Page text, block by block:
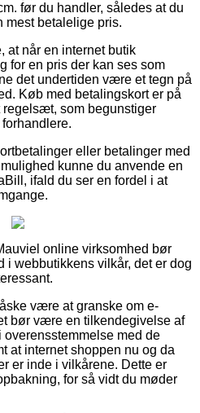
før du handler, således at du
mest betalelige pris.
at når en internet butik
for en pris der kan ses som
det undertiden være et tegn på
Køb med betalingskort er på
som begunstiger
eller betalinger med
kunne du anvende en
ifald du ser en fordel i at
online virksomhed bør
webbutikkens vilkår, det er dog
være at granske om e-
bør være en tilkendegivelse af
overensstemmelse med de
at internet shoppen nu og da
er inde i vilkårene. Dette er
for så vidt du møder